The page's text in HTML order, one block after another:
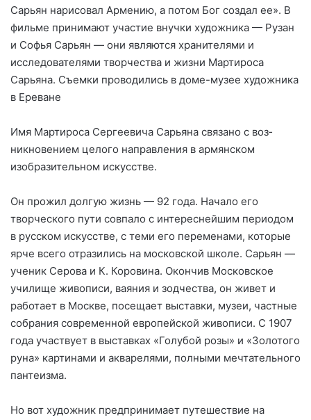
Сарьян нарисовал Армению, а потом Бог создал ее». В
фильме принимают участие внучки художника — Рузан
и Софья Сарьян — они являются хранителями и
исследователями творчества и жизни Мартироса
Сарьяна. Съемки проводились в доме-музее художника
в Ереване
Имя Мартироса Сергеевича Сарьяна связано с воз­
никновением целого направления в армянском
изобразительном искусстве.
Он прожил долгую жизнь — 92 го­да. Начало его
творческого пути совпало с интереснейшим перио­дом
в русском искусстве, с теми его переменами, которые
ярче все­го отразились на московской шко­ле. Сарьян —
ученик Серова и К. Коровина. Окончив Москов­ское
училище живописи, ваяния и зодчества, он живет и
работа­ет в Москве, посещает выставки, музеи, частные
собрания совре­менной европейской живописи. С 1907
года участвует в выстав­ках «Голубой розы» и «Золотого
руна» картинами и акварелями, полными мечтательного
панте­изма.
Но вот художник предпринимает путешествие на